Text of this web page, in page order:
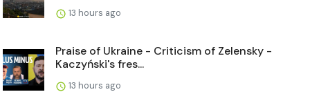
13 hours ago
Praise of Ukraine - Criticism of Zelensky -
Kaczyński's fres...
13 hours ago